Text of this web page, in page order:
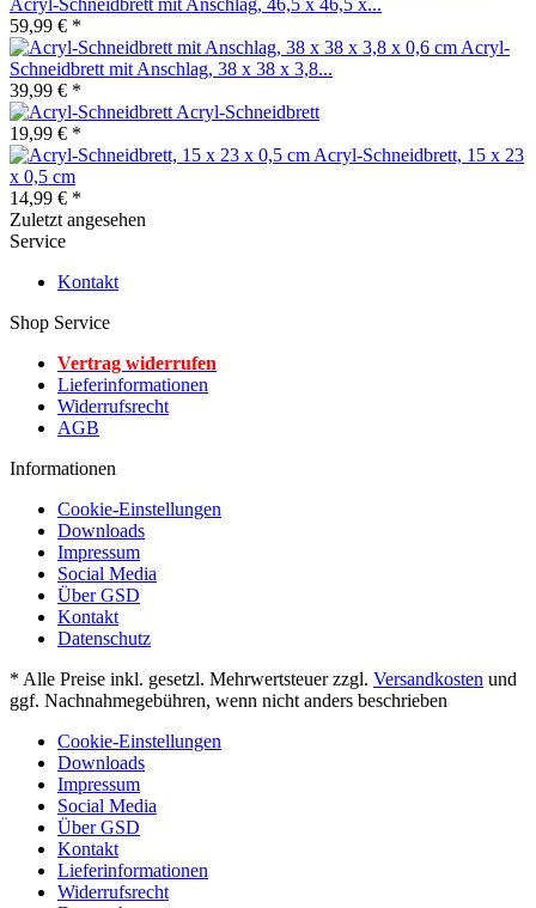
59,99 € *
Acryl-
Schneidbrett mit Anschlag, 38 x 38 x 3,8...
39,99 € *
Acryl-Schneidbrett
19,99 € *
Acryl-Schneidbrett, 15 x 23
x 0,5 cm
14,99 € *
Zuletzt angesehen
Service
Kontakt
Shop Service
Vertrag widerrufen
Lieferinformationen
Widerrufsrecht
AGB
Informationen
Cookie-Einstellungen
Downloads
Impressum
Social Media
Über GSD
Kontakt
Datenschutz
* Alle Preise inkl. gesetzl. Mehrwertsteuer zzgl. Versandkosten und
ggf. Nachnahmegebühren, wenn nicht anders beschrieben
Cookie-Einstellungen
Downloads
Impressum
Social Media
Über GSD
Kontakt
Lieferinformationen
Widerrufsrecht